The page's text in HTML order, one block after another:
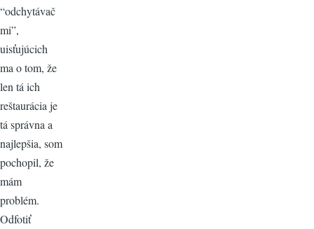
“odchytávač
mi”,
uisťujúcich
ma o tom, že
len tá ich
reštaurácia je
tá správna a
najlepšia, som
pochopil, že
mám
problém.
Odfotiť